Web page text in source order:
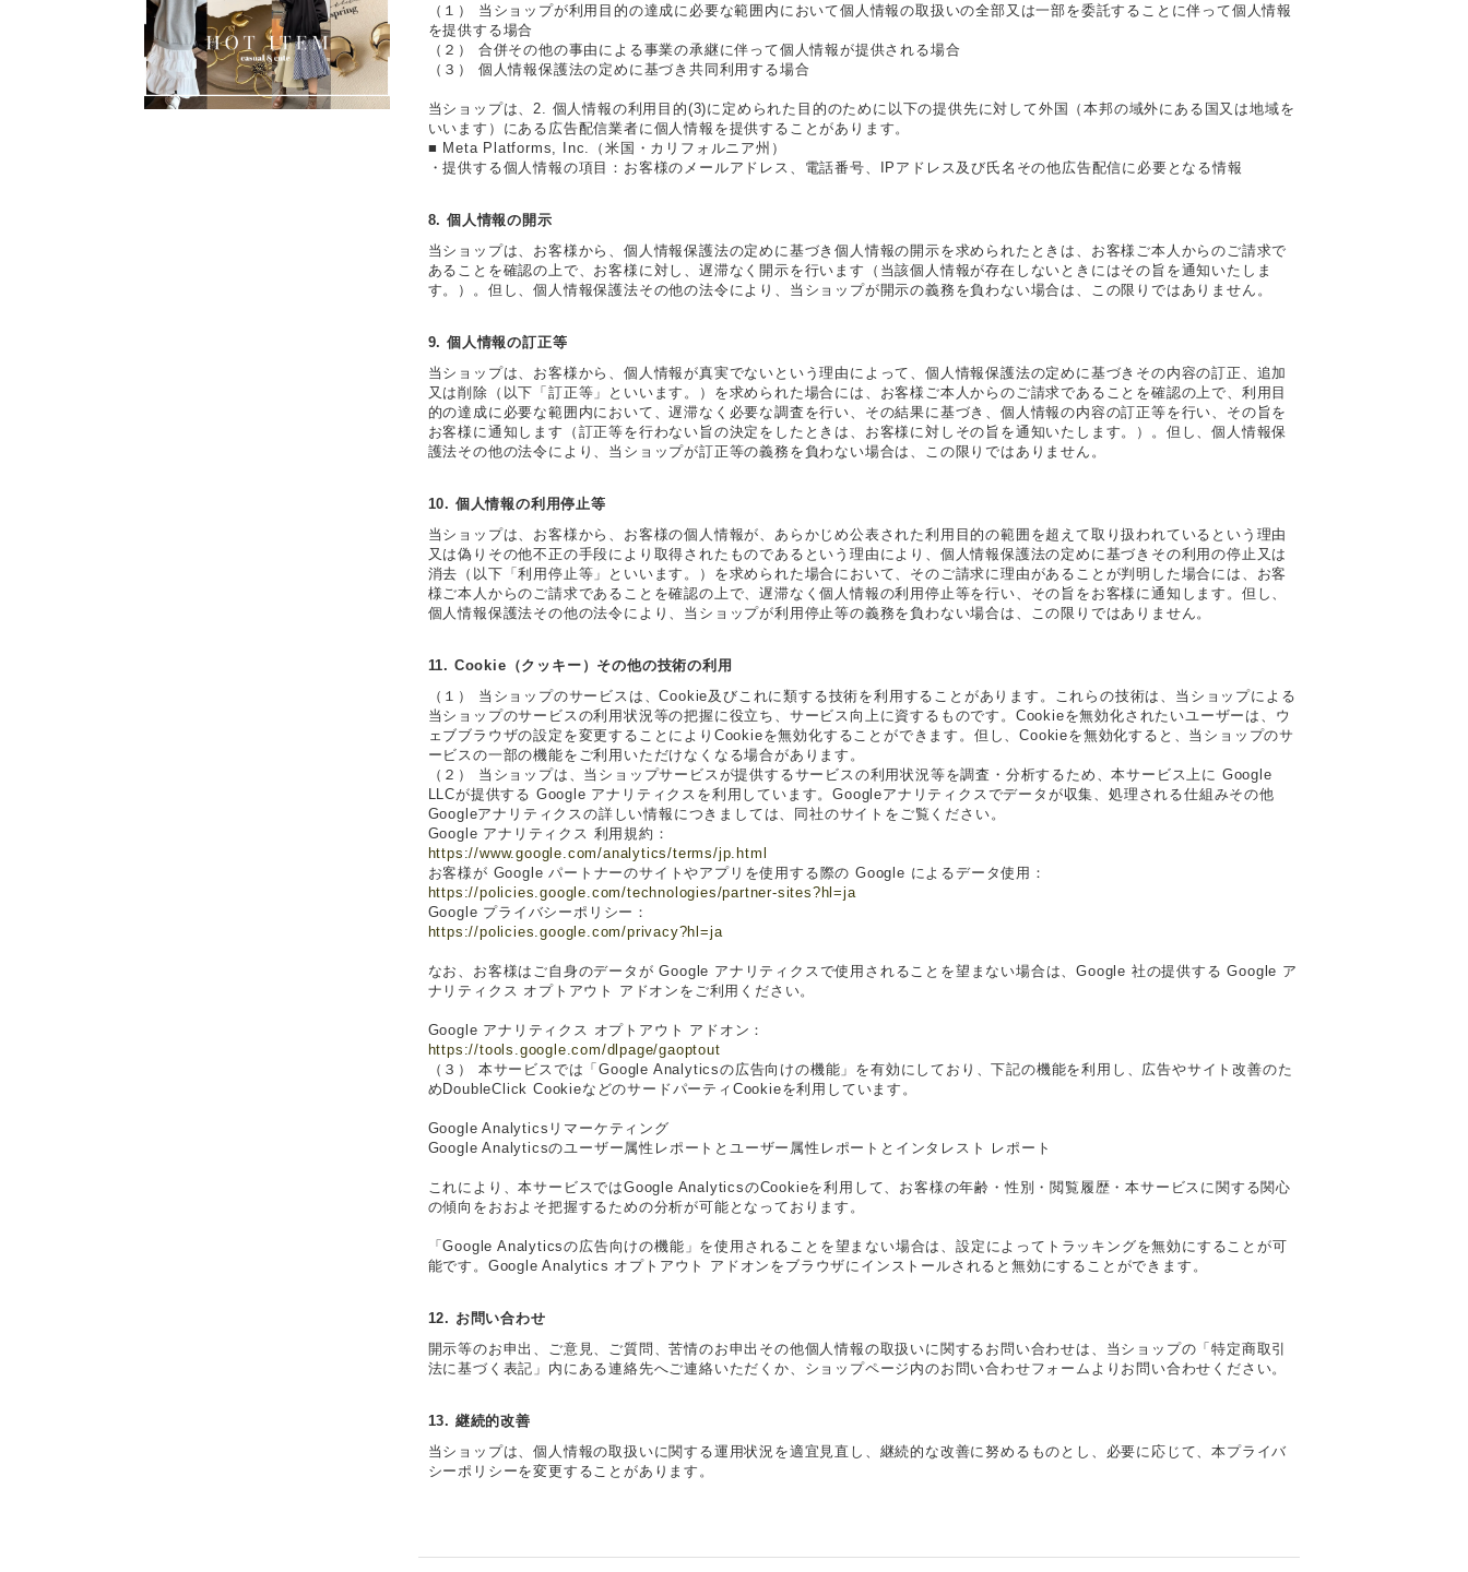
（１） 当ショップが利用目的の達成に必要な範囲内において個人情報の取扱いの全部又は一部を委託することに伴って個人情報
を提供する場合
（２） 合併その他の事由による事業の承継に伴って個人情報が提供される場合
（３） 個人情報保護法の定めに基づき共同利用する場合
当ショップは、2. 個人情報の利用目的(3)に定められた目的のために以下の提供先に対して外国（本邦の域外にある国又は地域を
いいます）にある広告配信業者に個人情報を提供することがあります。
■ Meta Platforms, Inc.（米国・カリフォルニア州）
・提供する個人情報の項目：お客様のメールアドレス、電話番号、IPアドレス及び氏名その他広告配信に必要となる情報
8. 個人情報の開示
当ショップは、お客様から、個人情報保護法の定めに基づき個人情報の開示を求められたときは、お客様ご本人からのご請求で
あることを確認の上で、お客様に対し、遅滞なく開示を行います（当該個人情報が存在しないときにはその旨を通知いたしま
す。）。但し、個人情報保護法その他の法令により、当ショップが開示の義務を負わない場合は、この限りではありません。
9. 個人情報の訂正等
当ショップは、お客様から、個人情報が真実でないという理由によって、個人情報保護法の定めに基づきその内容の訂正、追加
又は削除（以下「訂正等」といいます。）を求められた場合には、お客様ご本人からのご請求であることを確認の上で、利用目
的の達成に必要な範囲内において、遅滞なく必要な調査を行い、その結果に基づき、個人情報の内容の訂正等を行い、その旨を
お客様に通知します（訂正等を行わない旨の決定をしたときは、お客様に対しその旨を通知いたします。）。但し、個人情報保
護法その他の法令により、当ショップが訂正等の義務を負わない場合は、この限りではありません。
10. 個人情報の利用停止等
当ショップは、お客様から、お客様の個人情報が、あらかじめ公表された利用目的の範囲を超えて取り扱われているという理由
又は偽りその他不正の手段により取得されたものであるという理由により、個人情報保護法の定めに基づきその利用の停止又は
消去（以下「利用停止等」といいます。）を求められた場合において、そのご請求に理由があることが判明した場合には、お客
様ご本人からのご請求であることを確認の上で、遅滞なく個人情報の利用停止等を行い、その旨をお客様に通知します。但し、
個人情報保護法その他の法令により、当ショップが利用停止等の義務を負わない場合は、この限りではありません。
11. Cookie（クッキー）その他の技術の利用
（１） 当ショップのサービスは、Cookie及びこれに類する技術を利用することがあります。これらの技術は、当ショップによる
当ショップのサービスの利用状況等の把握に役立ち、サービス向上に資するものです。Cookieを無効化されたいユーザーは、ウ
ェブブラウザの設定を変更することによりCookieを無効化することができます。但し、Cookieを無効化すると、当ショップのサ
ービスの一部の機能をご利用いただけなくなる場合があります。
（２） 当ショップは、当ショップサービスが提供するサービスの利用状況等を調査・分析するため、本サービス上に Google
LLCが提供する Google アナリティクスを利用しています。Googleアナリティクスでデータが収集、処理される仕組みその他
Googleアナリティクスの詳しい情報につきましては、同社のサイトをご覧ください。
Google アナリティクス 利用規約：
https://www.google.com/analytics/terms/jp.html
お客様が Google パートナーのサイトやアプリを使用する際の Google によるデータ使用：
https://policies.google.com/technologies/partner-sites?hl=ja
Google プライバシーポリシー：
https://policies.google.com/privacy?hl=ja
なお、お客様はご自身のデータが Google アナリティクスで使用されることを望まない場合は、Google 社の提供する Google ア
ナリティクス オプトアウト アドオンをご利用ください。
Google アナリティクス オプトアウト アドオン：
https://tools.google.com/dlpage/gaoptout
（３） 本サービスでは「Google Analyticsの広告向けの機能」を有効にしており、下記の機能を利用し、広告やサイト改善のた
めDoubleClick CookieなどのサードパーティCookieを利用しています。
Google Analyticsリマーケティング
Google Analyticsのユーザー属性レポートとユーザー属性レポートとインタレスト レポート
これにより、本サービスではGoogle AnalyticsのCookieを利用して、お客様の年齢・性別・閲覧履歴・本サービスに関する関心
の傾向をおおよそ把握するための分析が可能となっております。
「Google Analyticsの広告向けの機能」を使用されることを望まない場合は、設定によってトラッキングを無効にすることが可
能です。Google Analytics オプトアウト アドオンをブラウザにインストールされると無効にすることができます。
12. お問い合わせ
開示等のお申出、ご意見、ご質問、苦情のお申出その他個人情報の取扱いに関するお問い合わせは、当ショップの「特定商取引
法に基づく表記」内にある連絡先へご連絡いただくか、ショップページ内のお問い合わせフォームよりお問い合わせください。
13. 継続的改善
当ショップは、個人情報の取扱いに関する運用状況を適宜見直し、継続的な改善に努めるものとし、必要に応じて、本プライバ
シーポリシーを変更することがあります。